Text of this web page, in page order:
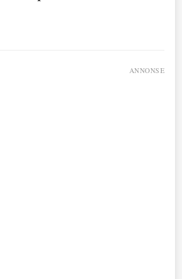
ANNONSE